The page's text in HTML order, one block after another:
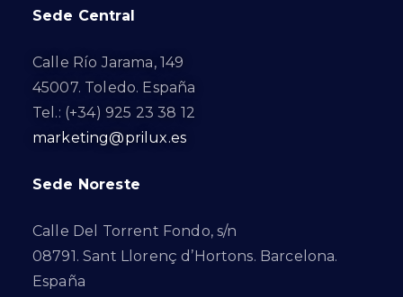
Sede Central
Calle Río Jarama, 149
45007. Toledo. España
Tel.: (+34) 925 23 38 12
marketing@prilux.es
Sede Noreste
Calle Del Torrent Fondo, s/n
08791. Sant Llorenç d’Hortons. Barcelona.
España